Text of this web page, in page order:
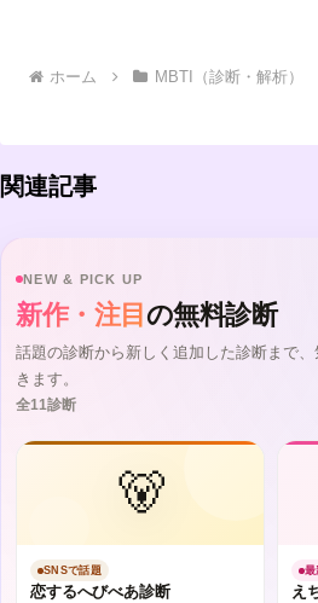
ホーム MBTI（診断・解析）
関連記事
NEW & PICK UP
新作・注目 の無料診断
話題の診断から新しく追加した診断まで
きます。
全11診断
🐻
SNSで話題
恋するへびべあ診断
最
え